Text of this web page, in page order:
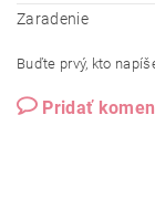
Zaradenie
Buďte prvý, kto
Pridať